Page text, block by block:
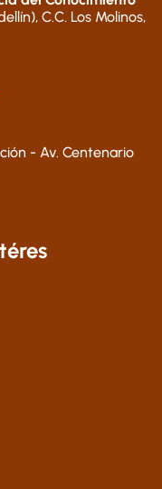
C.C. Los Molinos,
- Av. Centenario